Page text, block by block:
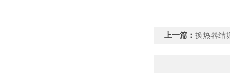
上一篇： 换热器结